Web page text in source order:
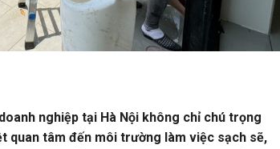
nghiệp tại Hà Nội không chỉ chú trọng
quan tâm đến môi trường làm việc sạch sẽ,